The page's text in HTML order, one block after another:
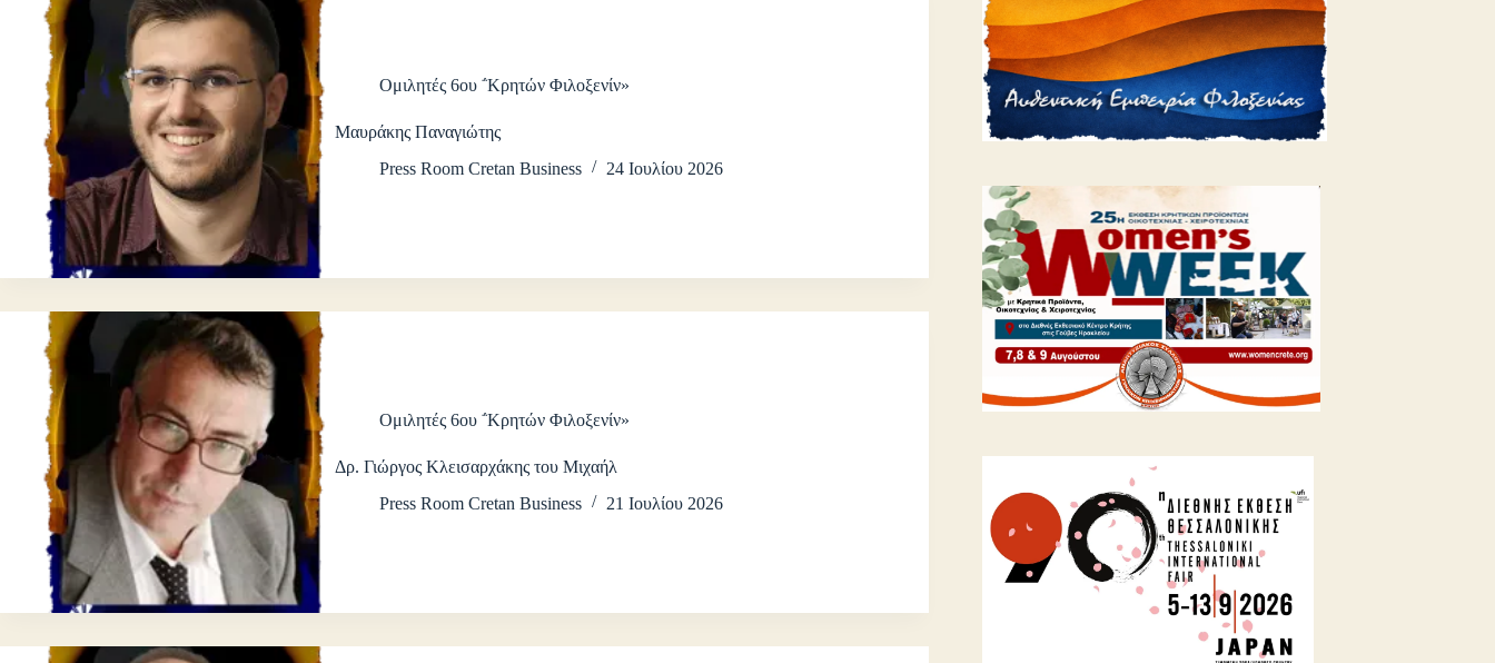
Ομιλητές 6ου ΅Κρητών Φιλοξενίν»
Μαυράκης Παναγιώτης
Press Room Cretan Business
24 Ιουλίου 2026
Ομιλητές 6ου ΅Κρητών Φιλοξενίν»
Δρ. Γιώργος Κλεισαρχάκης του Μιχαήλ
Press Room Cretan Business
21 Ιουλίου 2026